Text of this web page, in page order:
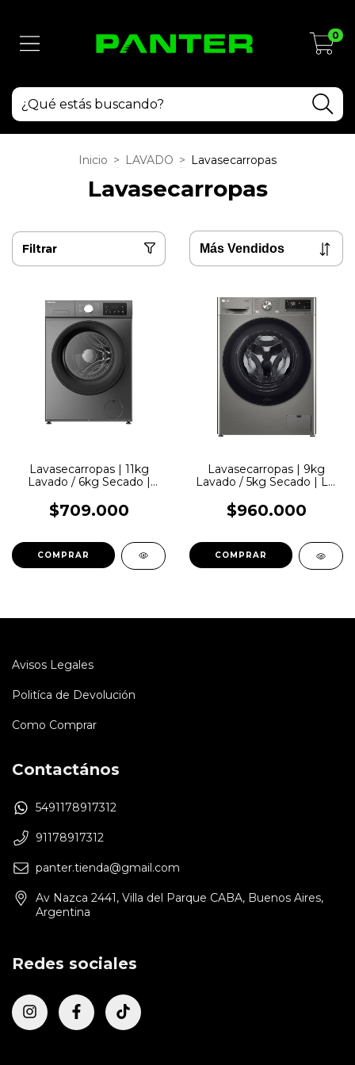
0
Inicio > LAVADO > Lavasecarropas
Lavasecarropas
Filtrar
Lavasecarropas | 11kg
Lavado / 6kg Secado |
1400 RPM | Inverter
$709.000
Lavasecarropas | 9kg
Lavado / 5kg Secado | LG
$960.000
Avisos Legales
Politíca de Devolución
Como Comprar
Contactános
5491178917312
91178917312
panter.tienda@gmail.com
Av Nazca 2441, Villa del Parque CABA, Buenos Aires,
Argentina
Redes sociales